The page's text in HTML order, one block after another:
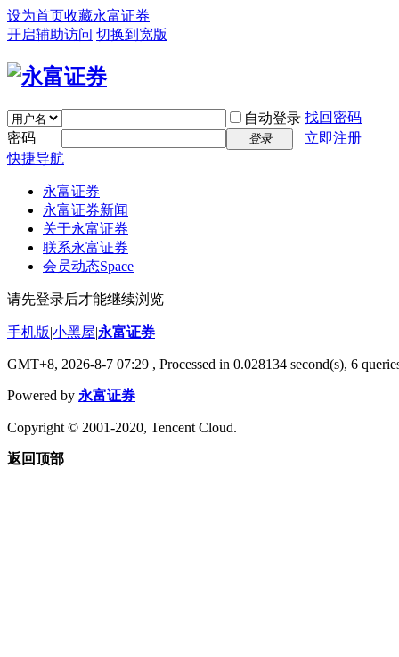
设为首页收藏永富证券
开启辅助访问 切换到宽版
自动登录 找回密码
密码
登录
立即注册
快捷导航
永富证券
永富证券新闻
关于永富证券
联系永富证券
会员动态Space
请先登录后才能继续浏览
手机版|小黑屋|永富证券
GMT+8, 2026-8-7 07:29 , Processed in 0.028134 second(s), 6
Powered by 永富证券
Copyright © 2001-2020, Tencent Cloud.
返回顶部